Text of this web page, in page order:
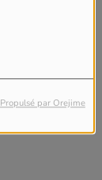
Propulsé par Orejime